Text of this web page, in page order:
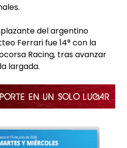
del argentino
Ferrari fue 14° con la
Racing, tras avanzar
largada.